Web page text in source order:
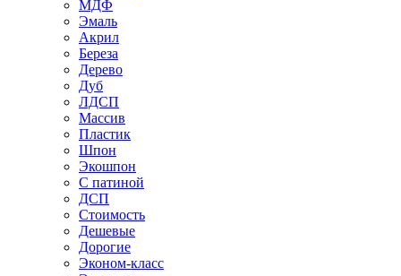
МДФ
Эмаль
Акрил
Береза
Дерево
Дуб
ЛДСП
Массив
Пластик
Шпон
Экошпон
С патиной
ДСП
Стоимость
Дешевые
Дорогие
Эконом-класс